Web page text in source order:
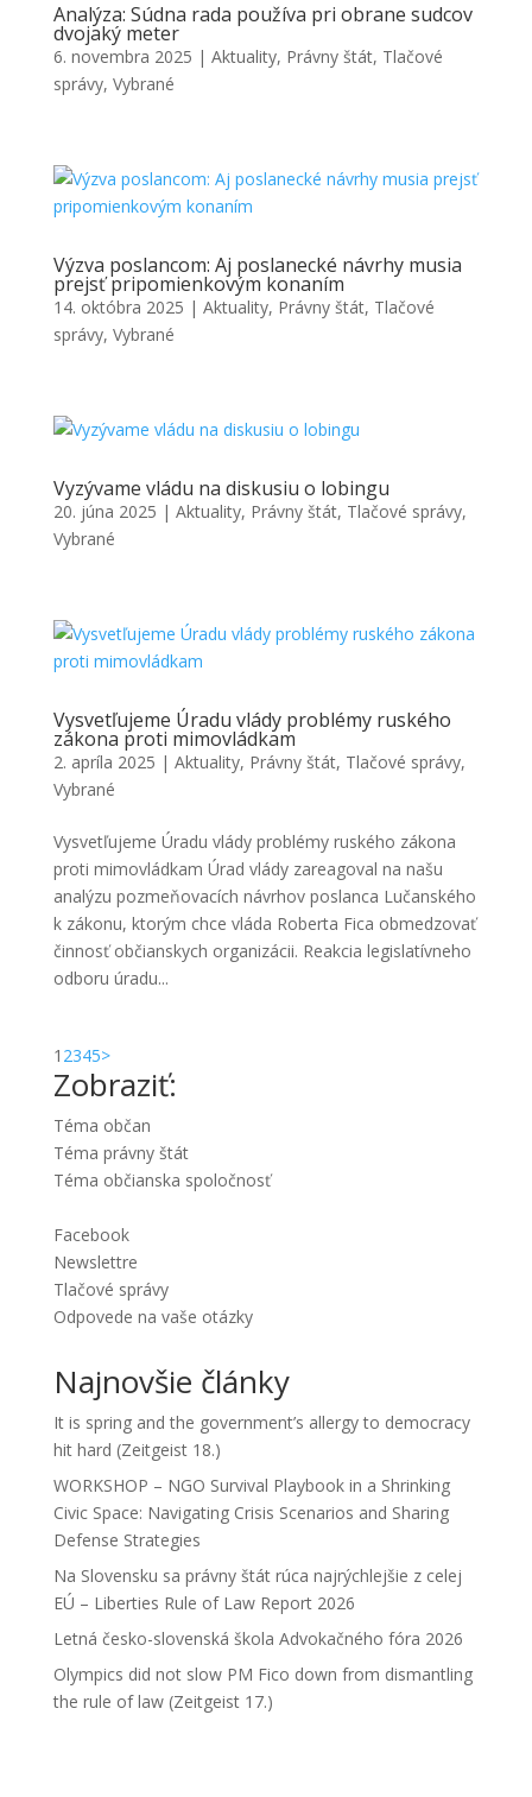
Analýza: Súdna rada používa pri obrane sudcov
dvojaký meter
6. novembra 2025 | Aktuality, Právny štát, Tlačové
správy, Vybrané
Výzva poslancom: Aj poslanecké návrhy musia
prejsť pripomienkovým konaním
14. októbra 2025 | Aktuality, Právny štát, Tlačové
správy, Vybrané
Vyzývame vládu na diskusiu o lobingu
20. júna 2025 | Aktuality, Právny štát, Tlačové správy,
Vybrané
Vysvetľujeme Úradu vlády problémy ruského
zákona proti mimovládkam
2. apríla 2025 | Aktuality, Právny štát, Tlačové správy,
Vybrané
Vysvetľujeme Úradu vlády problémy ruského zákona
proti mimovládkam Úrad vlády zareagoval na našu
analýzu pozmeňovacích návrhov poslanca Lučanského
k zákonu, ktorým chce vláda Roberta Fica obmedzovať
činnosť občianskych organizácii. Reakcia legislatívneho
odboru úradu...
1 2345>
Zobraziť:
Téma občan
Téma právny štát
Téma občianska spoločnosť
Facebook
Newslettre
Tlačové správy
Odpovede na vaše otázky
Najnovšie články
It is spring and the government’s allergy to democracy
hit hard (Zeitgeist 18.)
WORKSHOP – NGO Survival Playbook in a Shrinking
Civic Space: Navigating Crisis Scenarios and Sharing
Defense Strategies
Na Slovensku sa právny štát rúca najrýchlejšie z celej
EÚ – Liberties Rule of Law Report 2026
Letná česko-slovenská škola Advokačného fóra 2026
Olympics did not slow PM Fico down from dismantling
the rule of law (Zeitgeist 17.)